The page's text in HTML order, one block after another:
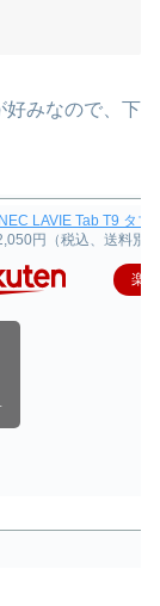
好みなので、下
LAVIE Tab T9 タ
円（税込、送料別)
楽